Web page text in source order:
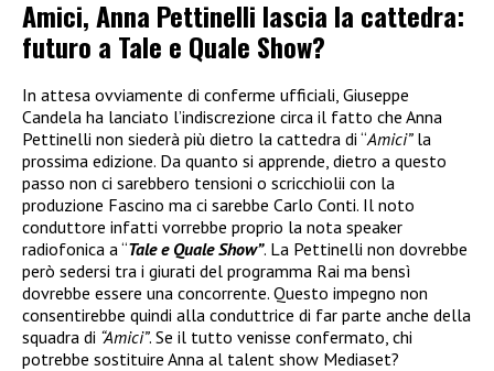
Amici, Anna Pettinelli lascia la cattedra:
futuro a Tale e Quale Show?
In attesa ovviamente di conferme ufficiali, Giuseppe
Candela ha lanciato l’indiscrezione circa il fatto che Anna
Pettinelli non siederà più dietro la cattedra di “Amici”la
prossima edizione. Da quanto si apprende, dietro a questo
passo non ci sarebbero tensioni o scricchiolii con la
produzione Fascino ma ci sarebbe Carlo Conti. Il noto
conduttore infatti vorrebbe proprio la nota speaker
radiofonica a “Tale e Quale Show”. La Pettinelli non dovrebbe
però sedersi tra i giurati del programma Rai ma bensì
dovrebbe essere una concorrente. Questo impegno non
consentirebbe quindi alla conduttrice di far parte anche della
squadra di “Amici”. Se il tutto venisse confermato, chi
potrebbe sostituire Anna al talent show Mediaset?